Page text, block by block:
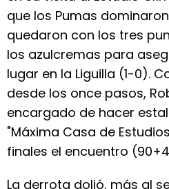
que los Pumas
quedaron con los tres
los azulcremas para
lugar en la Liguilla (1-0).
desde los once pasos,
encargado de hacer
"Máxima Casa de
finales el encuentro
La derrota dolió, más al